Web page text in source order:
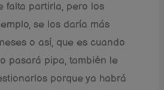
falta partirla, pero los
se los daría más
o así, que es cuando
pasará pipa, también le
porque ya habrá